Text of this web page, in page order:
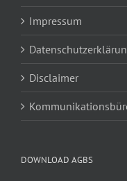
Impressum
Disclaimer
DOWNLOAD AGBS